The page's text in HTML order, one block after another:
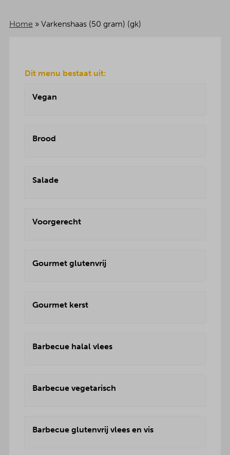
Home » Varkenshaas (50 gram) (gk)
Dit menu bestaat uit:
Vegan
Brood
Salade
Voorgerecht
Gourmet glutenvrij
Gourmet kerst
Barbecue halal vlees
Barbecue vegetarisch
Barbecue glutenvrij vlees en vis